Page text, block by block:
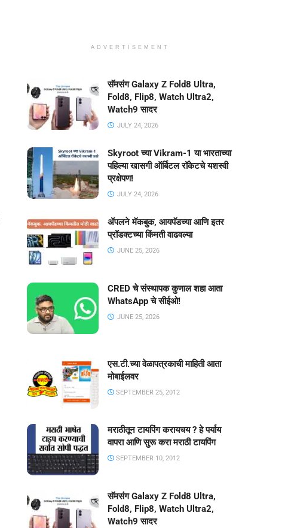
ADVERTISEMENT
सॅमसंग Galaxy Z Fold8 Ultra,
Fold8, Flip8, Watch Ultra2,
Watch9 सादर
JULY 24, 2026
Skyroot च्या Vikram-1 या भारताच्या
पहिल्या खासगी ऑर्बिटल रॉकेटचे यशस्वी
प्रक्षेपण!
JULY 24, 2026
ॲपलने मॅकबुक, आयपॅडच्या आणि इतर
प्रॉडक्टच्या किंमती वाढवल्या
JUNE 25, 2026
CRED चे संस्थापक कुणाल शहा आता
WhatsApp चे सीईओ!
JUNE 25, 2026
एस.टी.च्या वेळापत्रकाची माहिती आता
मोबाईलवर
SEPTEMBER 25, 2012
मराठीतून टायपिंग करायचय ? हे पर्याय
वापरा आणि सुरू करा मराठी टायपिंग
SEPTEMBER 10, 2012
सॅमसंग Galaxy Z Fold8 Ultra,
Fold8, Flip8, Watch Ultra2,
Watch9 सादर